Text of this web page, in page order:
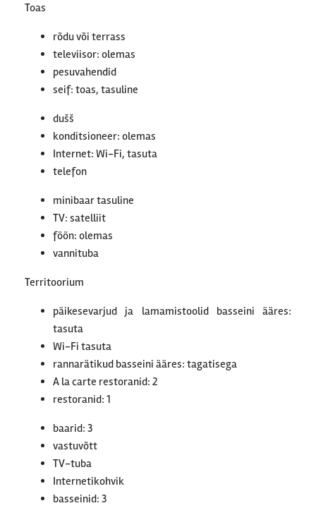
Toas
rõdu või terrass
televiisor: olemas
pesuvahendid
seif: toas, tasuline
dušš
konditsioneer: olemas
Internet: Wi-Fi, tasuta
telefon
minibaar tasuline
TV: satelliit
föön: olemas
vannituba
Territoorium
päikesevarjud ja lamamistoolid basseini ääres:
tasuta
Wi-Fi tasuta
rannarätikud basseini ääres: tagatisega
A la carte restoranid: 2
restoranid: 1
baarid: 3
vastuvõtt
TV-tuba
Internetikohvik
basseinid: 3